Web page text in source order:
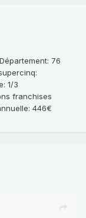
76
1/3
franchises
446€